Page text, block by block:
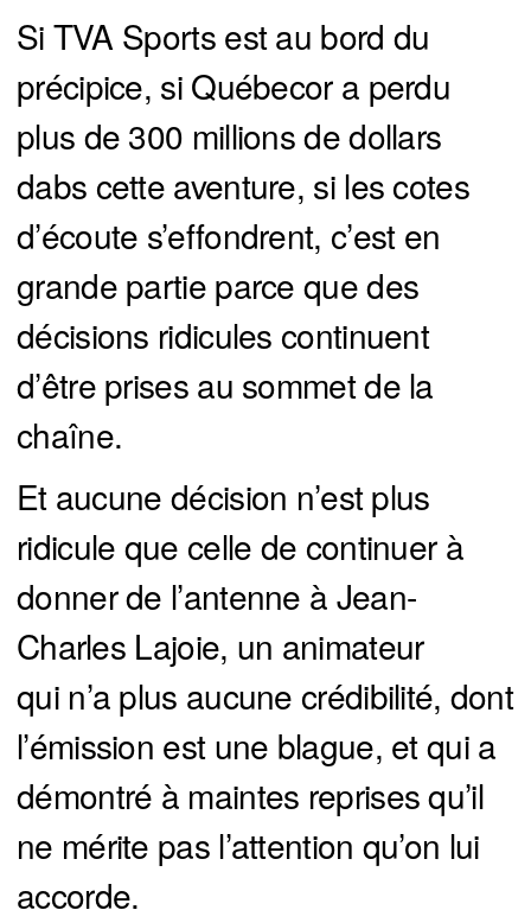
Si TVA Sports est au bord du
précipice, si Québecor a perdu
plus de 300 millions de dollars
dabs cette aventure, si les cotes
d’écoute s’effondrent, c’est en
grande partie parce que des
décisions ridicules continuent
d’être prises au sommet de la
chaîne.
Et aucune décision n’est plus
ridicule que celle de continuer à
donner de l’antenne à Jean-
Charles Lajoie, un animateur
qui n’a plus aucune crédibilité, dont
l’émission est une blague, et qui a
démontré à maintes reprises qu’il
ne mérite pas l’attention qu’on lui
accorde.